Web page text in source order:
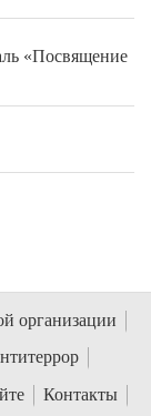
«Посвящение
организации
Контакты